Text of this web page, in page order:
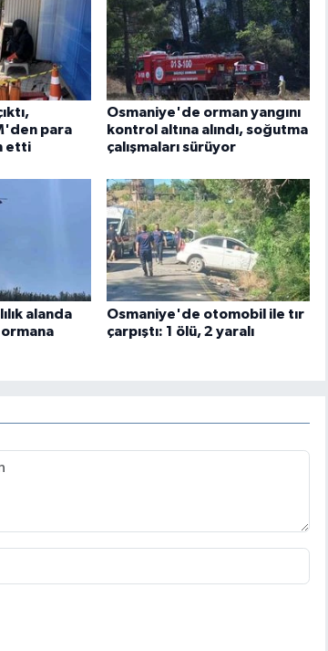
para
etti
Osmaniye'de orman yangını
kontrol altına alındı, soğutma
çalışmaları sürüyor
alanda
ormana
Osmaniye'de otomobil ile tır
çarpıştı: 1 ölü, 2 yaralı